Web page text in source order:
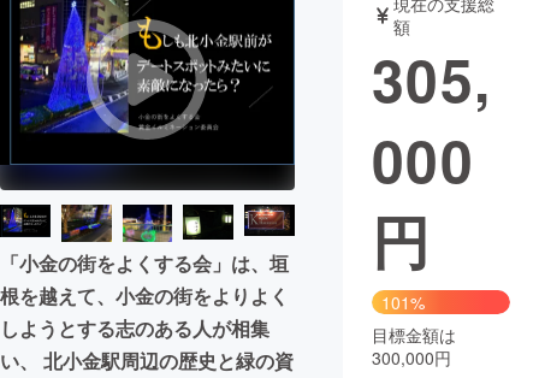
テクノロジー・ガジェット ゲーム・サ
映像・映画
ビジネス・起業
まちづくり・地域活性化
CAMPFIRE for Social Good
CAMPFIRE Creation
CAMPFIREふるさと納税machi-ya コミュニティ
「小金の街をよくする会」は、垣
根を越えて、小金の街をよりよく
しようとする志のある人が相集
い、 北小金駅周辺の歴史と緑の資
額
305,
000
円
101%
目標金額は
300,000円